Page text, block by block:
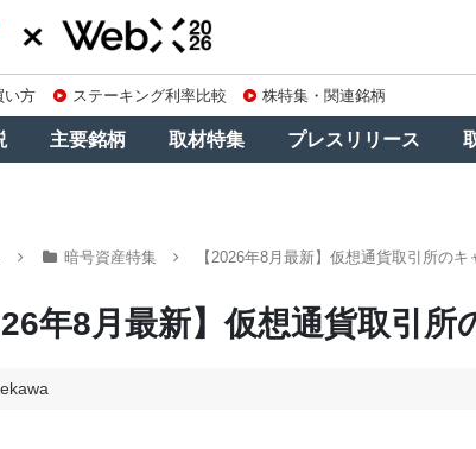
い方 ステーキング利率比較 株特集・関連銘柄
主要銘柄 取材特集 プレスリリース
暗号資産特集 【2026年8月最新】仮想通貨取引所の
年8月最新】仮想通貨取引